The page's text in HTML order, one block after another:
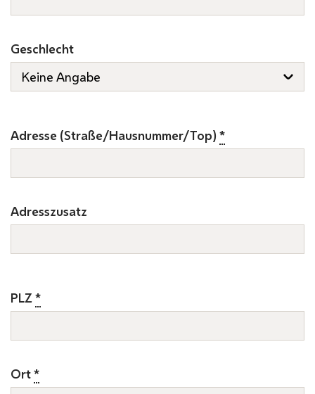
Geschlecht
Adresse (Straße/Hausnummer/Top) *
Adresszusatz
PLZ*
Ort*